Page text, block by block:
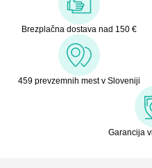
Brezplačna dostava nad 150 €
459 prevzemnih mest v Sloveniji
Garancija